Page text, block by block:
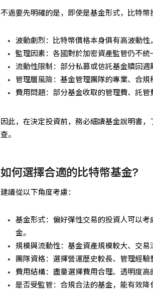
不過要先明確的是，即使是基金形式，比特幣
波動劇烈：比特幣價格本身俱有高波動性
監理因素：各國對於加密資產監管仍不統
流動性限制：部分私募或信託基金贖回週
管理層風險：基金管理團隊的專業、合規
費用問題：部分基金收取的管理費、託管
因此，在決定投資前，務必細讀基金說明書
查。
如何選擇合適的比特幣基金?
建議從以下角度考慮：
基金形式：偏好彈性交易的投資人可以
金。
規模與流動性：基金資產規模較大、交易
團隊資格：選擇營運歷史較長、管理經驗
費用結構：盡量選擇費用合理、透明度高
是否受監管：合規合法的基金，能有效降